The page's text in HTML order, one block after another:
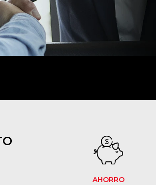
AHORRO